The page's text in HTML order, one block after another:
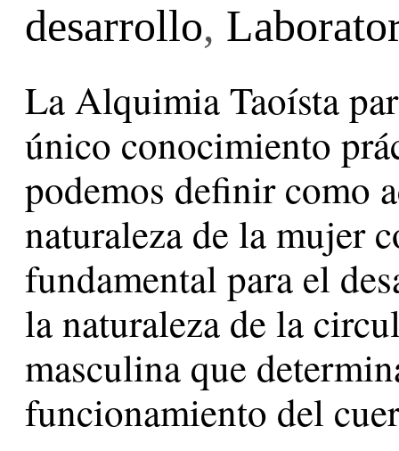
desarrollo,
La Alquimia Taoísta
único conocimiento
podemos definir como
naturaleza de la mujer
fundamental para el
la naturaleza de la
masculina que
funcionamiento del